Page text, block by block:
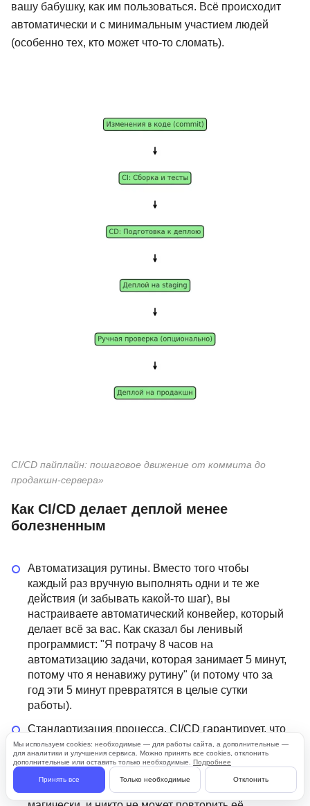
вашу бабушку, как им пользоваться. Всё происходит
автоматически и с минимальным участием людей
(особенно тех, кто может что-то сломать).
CI/CD пайплайн: пошаговое движение от коммита до
продакшн-сервера»
Как CI/CD делает деплой менее
болезненным
Автоматизация рутины. Вместо того чтобы
каждый раз вручную выполнять одни и те же
действия (и забывать какой-то шаг), вы
настраиваете автоматический конвейер, который
делает всё за вас. Как сказал бы ленивый
программист: "Я потрачу 8 часов на
автоматизацию задачи, которая занимает 5 минут,
потому что я ненавижу рутину" (и потому что за
год эти 5 минут превратятся в целые сутки
работы).
Стандартизация процесса. CI/CD гарантирует, что
каждый деплой проходит через одинаковую
последовательность шагов. Нет больше ситуаций,
когда Вася деплоит по одному алгоритму, Петя —
по другому, а Маша вообще делает это как-то
Мы используем cookies: необходимые — для работы сайта, а дополнительные —
для аналитики и улучшения сервиса. Можно принять все cookies, отклонить
дополнительные или оставить только необходимые. Подробнее
Принять все Только необходимые Отклонить